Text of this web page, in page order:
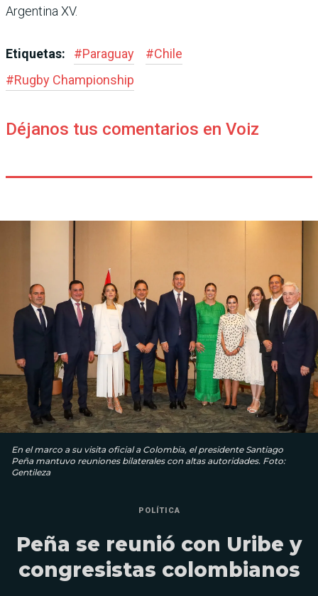
Argentina XV.
Etiquetas: #Paraguay #Chile
#Rugby Champions­hip
Déjanos tus comentarios en Voiz
En el marco a su visita oficial a Colombia, el presidente Santiago
Peña mantuvo reuniones bilaterales con altas autoridades. Foto:
Gentileza
POLÍTICA
Peña se reunió con Uribe y
congresistas colombianos